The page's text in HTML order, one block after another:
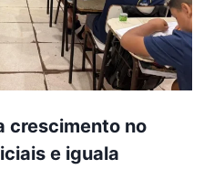
crescimento no
e iguala